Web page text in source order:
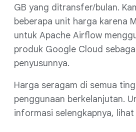
GB yang ditransfer/bulan.
beberapa unit harga karena
untuk Apache Airflow
produk Google Cloud
penyusunnya.
Harga seragam di semua
penggunaan berkelanjutan.
informasi selengkapnya,